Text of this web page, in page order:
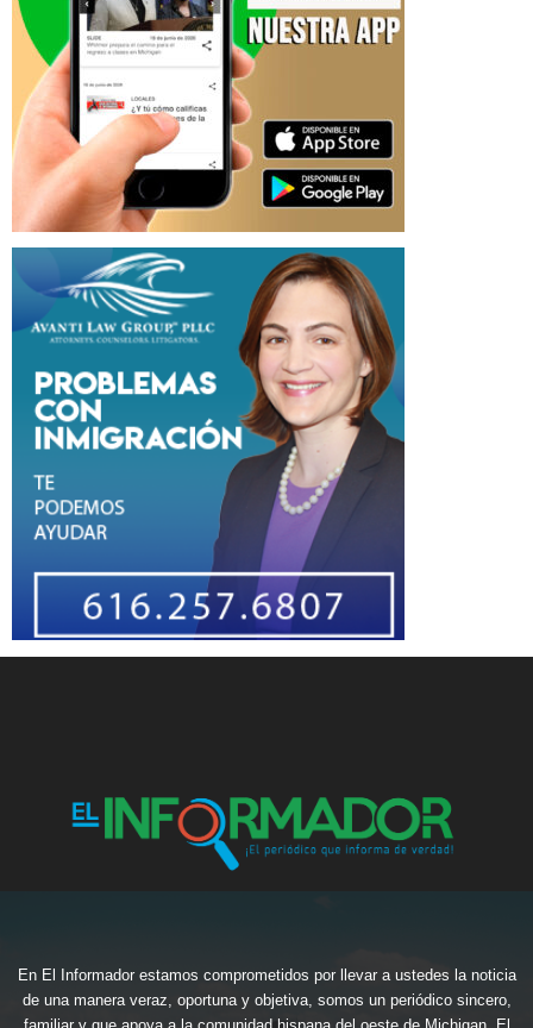
En El Informador estamos comprometidos por llevar a ustedes la noticia
de una manera veraz, oportuna y objetiva, somos un periódico sincero,